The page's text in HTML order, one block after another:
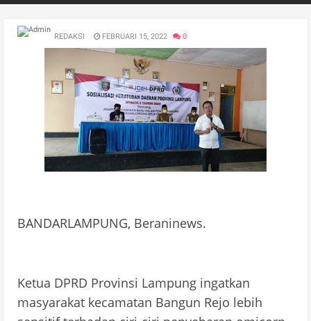
REDAKSI FEBRUARI 15, 2022 0
BANDARLAMPUNG, Beraninews.
Ketua DPRD Provinsi Lampung ingatkan
masyarakat kecamatan Bangun Rejo lebih